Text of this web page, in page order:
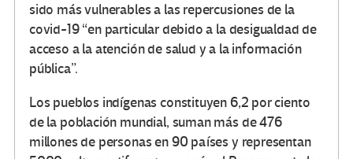
sido más vulnerables a las repercusiones de la
covid-19 “en particular debido a la desigualdad de
acceso a la atención de salud y a la información
pública”.
Los pueblos indígenas constituyen 6,2 por ciento
de la población mundial, suman más de 476
millones de personas en 90 países y representan